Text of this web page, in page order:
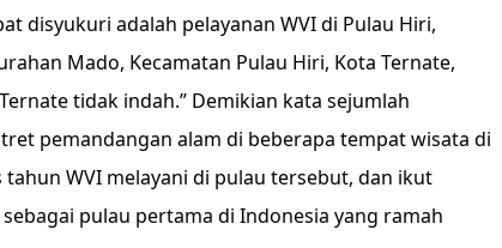
disyukuri adalah pelayanan WVI di Pulau Hiri,
Mado, Kecamatan Pulau Hiri, Kota Ternate,
tidak indah.” Demikian kata sejumlah
pemandangan alam di beberapa tempat wisata di
WVI melayani di pulau tersebut, dan ikut
pulau pertama di Indonesia yang ramah